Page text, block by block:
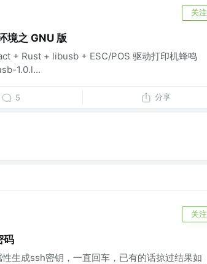
关注
境之 GNU 版
+ Rust + libusb + ESC/POS 驱动打印机蜂鸣
1.0.l...
5 分享
关注
码
生成ssh密钥，一直回车，已有的话掠过结果如